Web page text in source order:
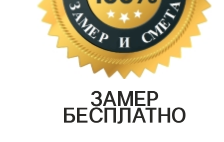
ЗАМЕР
БЕСПЛАТНО